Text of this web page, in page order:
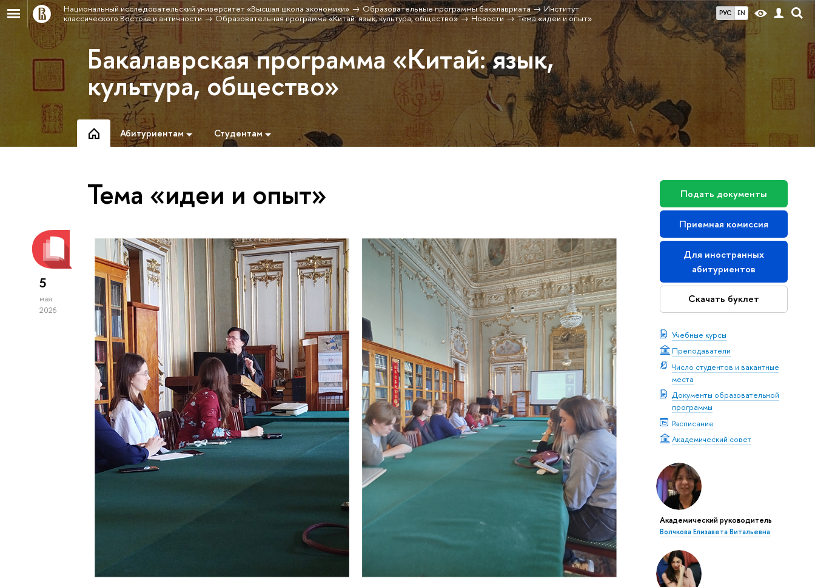
РУС EN
Национальный исследовательский университет «Высшая школа экономики» Образовательные программы бакалавриата
Институт
классического Востока и античности
Образовательная программа «Китай: язык, культура, общество» Новости Тема «идеи и опыт»
Бакалаврская программа «Китай: язык,
культура, общество»
Абитуриентам Студентам
Подать документы
Приемная комиссия
Для иностранных
абитуриентов
Скачать буклет
Учебные курсы
Преподаватели
Число студентов и вакантные
места
Документы образовательной
программы
Расписание
Академический совет
Академический руководитель
Волчкова Елизавета Витальевна
Тема «идеи и опыт»
5
мая
2026